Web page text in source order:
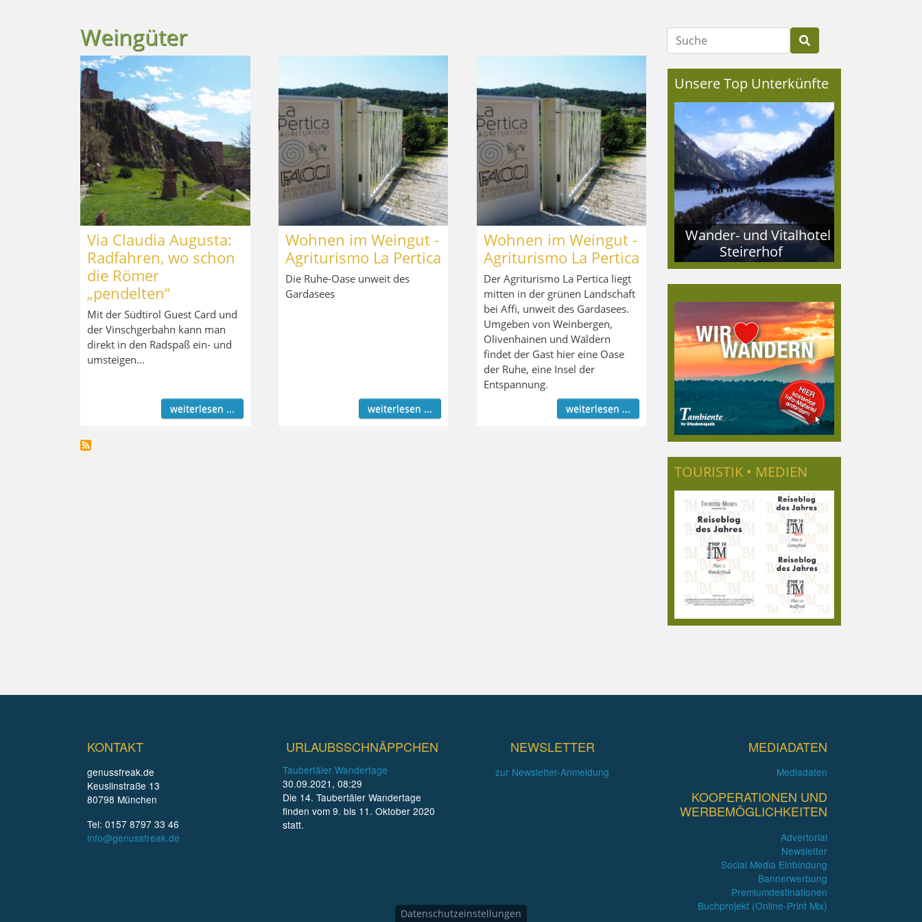
Weingüter
Via Claudia Augusta:
Radfahren, wo schon
die Römer
„pendelten“
Mit der Südtirol Guest Card und
der Vinschgerbahn kann man
direkt in den Radspaß ein- und
umsteigen…
weiterlesen ...
Wohnen im Weingut -
Agriturismo La Pertica
Die Ruhe-Oase unweit des
Gardasees
weiterlesen ...
Wohnen im Weingut -
Agriturismo La Pertica
Der Agriturismo La Pertica liegt
mitten in der grünen Landschaft
bei Affi, unweit des Gardasees.
Umgeben von Weinbergen,
Olivenhainen und Wäldern
findet der Gast hier eine Oase
der Ruhe, eine Insel der
Entspannung.
weiterlesen ...
Suche
Unsere Top Unterkünfte
Wander- und Vitalhotel
Steirerhof
TOURISTIK • MEDIEN
KONTAKT
genussfreak.de
Keuslinstraße 13
80798 München
Tel: 0157 8797 33 46
info@genussfreak.de
URLAUBSSCHNÄPPCHEN
Taubertäler Wandertage
30.09.2021, 08:29
Die 14. Taubertäler Wandertage
finden vom 9. bis 11. Oktober 2020
statt.
NEWSLETTER
zur Newsletter-Anmeldung
MEDIADATEN
Mediadaten
KOOPERATIONEN UND
WERBEMÖGLICHKEITEN
Advertorial
Newsletter
Social Media Einbindung
Bannerwerbung
Premiumdestinationen
Buchprojekt (Online-Print Mix)
Datenschutzeinstellungen